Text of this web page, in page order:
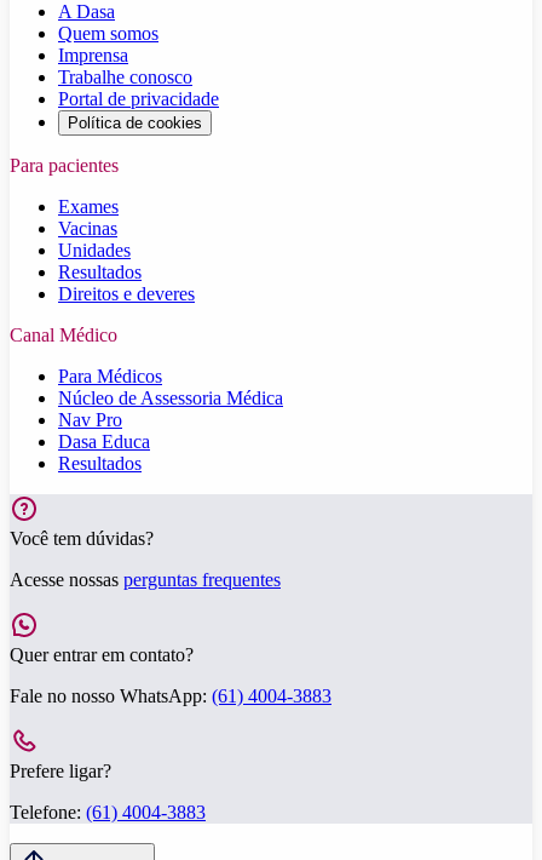
A Dasa
Quem somos
Imprensa
Trabalhe conosco
Portal de privacidade
Política de cookies
Para pacientes
Exames
Vacinas
Unidades
Resultados
Direitos e deveres
Canal Médico
Para Médicos
Núcleo de Assessoria Médica
Nav Pro
Dasa Educa
Resultados
Você tem dúvidas?
Acesse nossas perguntas frequentes
Quer entrar em contato?
Fale no nosso WhatsApp: (61) 4004-3883
Prefere ligar?
Telefone: (61) 4004-3883